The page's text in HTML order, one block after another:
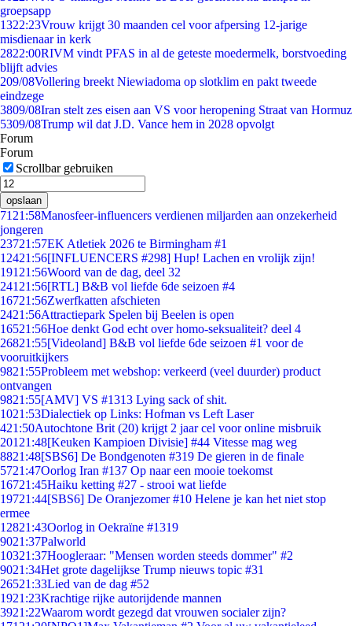
groepsapp
1322:23Vrouw krijgt 30 maanden cel voor afpersing 12-jarige
misdienaar in kerk
2822:00RIVM vindt PFAS in al de geteste moedermelk, borstvoeding
blijft advies
209/08Vollering breekt Niewiadoma op slotklim en pakt tweede
eindzege
3809/08Iran stelt zes eisen aan VS voor heropening Straat van Hormuz
5309/08Trump wil dat J.D. Vance hem in 2028 opvolgt
Forum
Forum
Scrollbar gebruiken
opslaan
71 21:58Manosfeer-influencers verdienen miljarden aan onzekerheid
jongeren
23721:57EK Atletiek 2026 te Birmingham #1
12421:56[INFLUENCERS #298] Hup! Lachen en vrolijk zijn!
191 21:56Woord van de dag, deel 32
241 21:56[RTL] B&B vol liefde 6de seizoen #4
16721:56Zwerfkatten afschieten
2421:56Attractiepark Spelen bij Beelen is open
16521:56Hoe denkt God echt over homo-seksualiteit? deel 4
26821:55[Videoland] B&B vol liefde 6de seizoen #1 voor de
vooruitkijkers
9821:55Probleem met webshop: verkeerd (veel duurder) product
ontvangen
9821:55[AMV] VS #1313 Lying sack of shit.
1021:53Dialectiek op Links: Hofman vs Left Laser
421:50Autochtone Brit (20) krijgt 2 jaar cel voor online misbruik
201 21:48[Keuken Kampioen Divisie] #44 Vitesse mag weg
8821:48[SBS6] De Bondgenoten #319 De gieren in de finale
5721:47Oorlog Iran #137 Op naar een mooie toekomst
16721:45Haiku ketting #27 - strooi wat liefde
19721:44[SBS6] De Oranjezomer #10 Helene je kan het niet stop
ermee
12821:43Oorlog in Oekraïne #1319
9021:37Palworld
10321:37Hoogleraar: "Mensen worden steeds dommer" #2
9021:34Het grote dagelijkse Trump nieuws topic #31
26521:33Lied van de dag #52
1921:23Krachtige rijke autorijdende mannen
3921:22Waarom wordt gezegd dat vrouwen socialer zijn?